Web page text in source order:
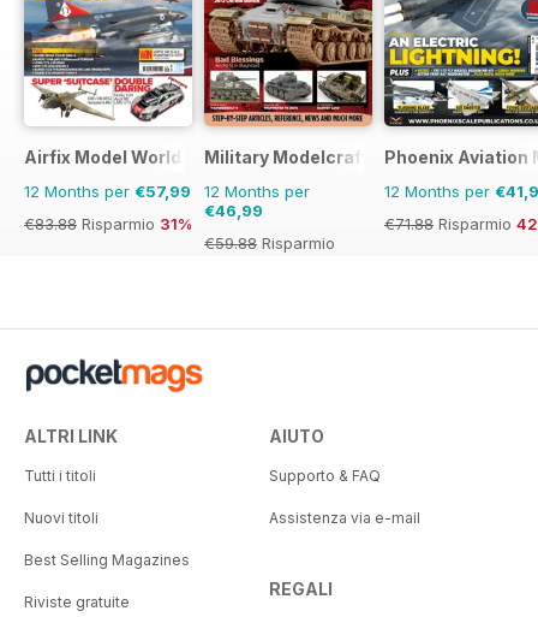
Airfix Model World
12 Months per €57,99
€83.88 Risparmio 31%
Military Modelcraft International
12 Months per
€46,99
€59.88 Risparmio
Phoenix Aviation
12 Months per
€71.88 Risparmio
ALTRI LINK
Tutti i titoli
Nuovi titoli
Best Selling Magazines
Riviste gratuite
AIUTO
Supporto & FAQ
Assistenza via e-mail
REGALI